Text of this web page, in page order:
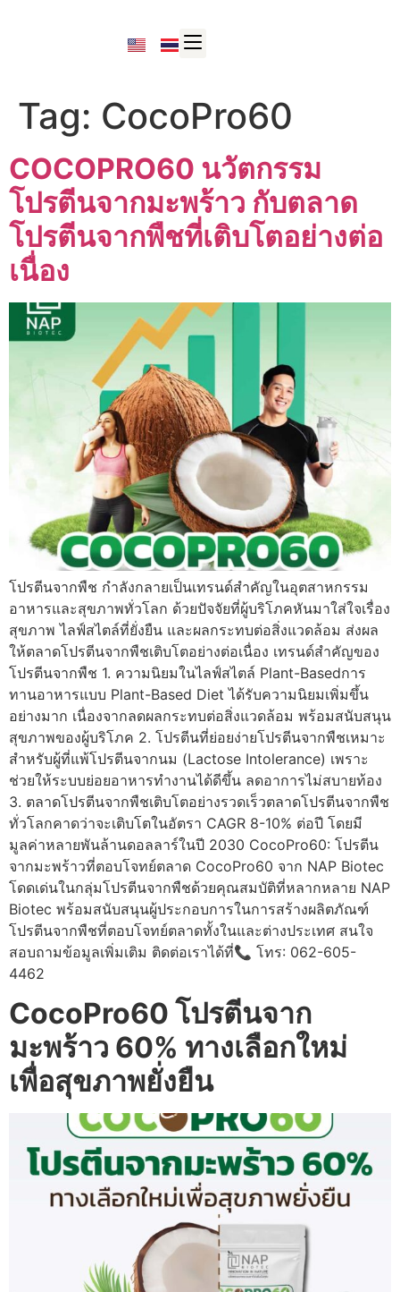
Tag: CocoPro60
COCOPRO60 นวัตกรรม
โปรตีนจากมะพร้าว กับตลาด
โปรตีนจากพืชที่เติบโตอย่างต่อ
เนื่อง
โปรตีนจากพืช กำลังกลายเป็นเทรนด์สำคัญในอุตสาหกรรม
อาหารและสุขภาพทั่วโลก ด้วยปัจจัยที่ผู้บริโภคหันมาใส่ใจเรื่อง
สุขภาพ ไลฟ์สไตล์ที่ยั่งยืน และผลกระทบต่อสิ่งแวดล้อม ส่งผล
ให้ตลาดโปรตีนจากพืชเติบโตอย่างต่อเนื่อง เทรนด์สำคัญของ
โปรตีนจากพืช 1. ความนิยมในไลฟ์สไตล์ Plant-Basedการ
ทานอาหารแบบ Plant-Based Diet ได้รับความนิยมเพิ่มขึ้น
อย่างมาก เนื่องจากลดผลกระทบต่อสิ่งแวดล้อม พร้อมสนับสนุน
สุขภาพของผู้บริโภค 2. โปรตีนที่ย่อยง่ายโปรตีนจากพืชเหมาะ
สำหรับผู้ที่แพ้โปรตีนจากนม (Lactose Intolerance) เพราะ
ช่วยให้ระบบย่อยอาหารทำงานได้ดีขึ้น ลดอาการไม่สบายท้อง
3. ตลาดโปรตีนจากพืชเติบโตอย่างรวดเร็วตลาดโปรตีนจากพืช
ทั่วโลกคาดว่าจะเติบโตในอัตรา CAGR 8-10% ต่อปี โดยมี
มูลค่าหลายพันล้านดอลลาร์ในปี 2030 CocoPro60: โปรตีน
จากมะพร้าวที่ตอบโจทย์ตลาด CocoPro60 จาก NAP Biotec
โดดเด่นในกลุ่มโปรตีนจากพืชด้วยคุณสมบัติที่หลากหลาย NAP
Biotec พร้อมสนับสนุนผู้ประกอบการในการสร้างผลิตภัณฑ์
โปรตีนจากพืชที่ตอบโจทย์ตลาดทั้งในและต่างประเทศ สนใจ
สอบถามข้อมูลเพิ่มเติม ติดต่อเราได้ที่📞 โทร: 062-605-
4462
CocoPro60 โปรตีนจาก
มะพร้าว 60% ทางเลือกใหม่
เพื่อสุขภาพยั่งยืน